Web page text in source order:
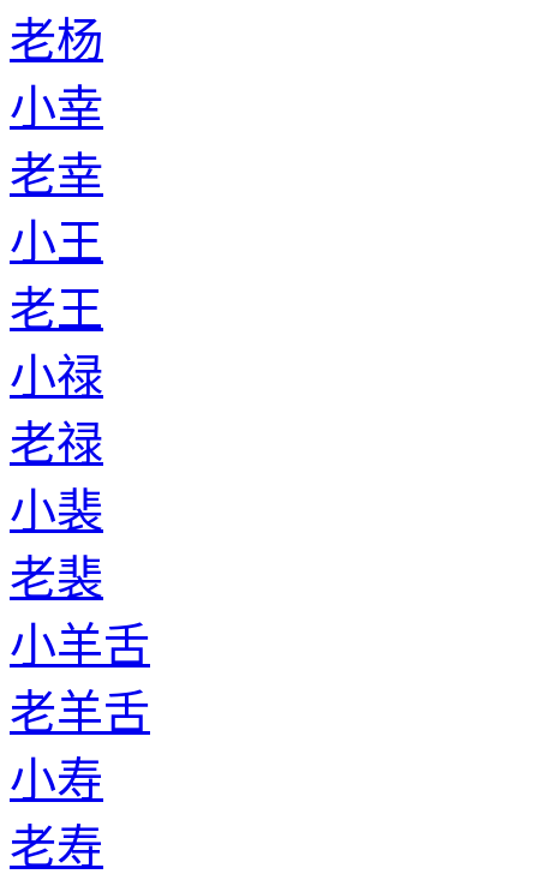
老杨
小幸
老幸
小王
老王
小禄
老禄
小裴
老裴
小羊舌
老羊舌
小寿
老寿